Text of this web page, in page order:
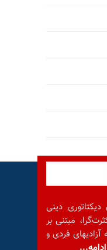
دینی
مبتنی بر
فردی و